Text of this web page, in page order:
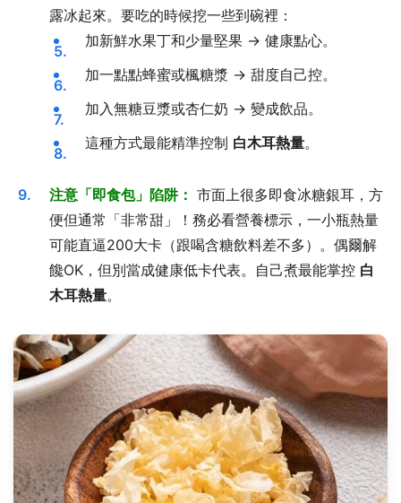
露冰起來。要吃的時候挖一些到碗裡：
加新鮮水果丁和少量堅果 → 健康點心。
加一點點蜂蜜或楓糖漿 → 甜度自己控。
加入無糖豆漿或杏仁奶 → 變成飲品。
這種方式最能精準控制 白木耳熱量。
注意「即食包」陷阱： 市面上很多即食冰糖銀耳，方
便但通常「非常甜」！務必看營養標示，一小瓶熱量
可能直逼200大卡（跟喝含糖飲料差不多）。偶爾解
饞OK，但別當成健康低卡代表。自己煮最能掌控 白
木耳熱量。